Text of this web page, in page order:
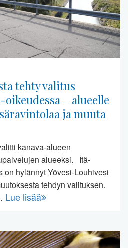
tehty valitus
– alueelle
ja muuta
kanava-alueen
alueeksi. Itä-
on hylännyt Yövesi-Louhivesi
tehdyn valituksen.
Lue lisää